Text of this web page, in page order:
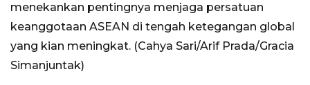
menekankan pentingnya menjaga persatuan
keanggotaan ASEAN di tengah ketegangan global
yang kian meningkat. (Cahya Sari/Arif Prada/Gracia
Simanjuntak)